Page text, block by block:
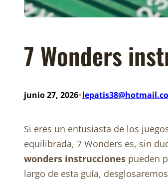
7 Wonders
junio 27, 2026•
Si eres un entusiasta de los
equilibrada, 7 Wonders es, sin
wonders instrucciones pueden
largo de esta guía,